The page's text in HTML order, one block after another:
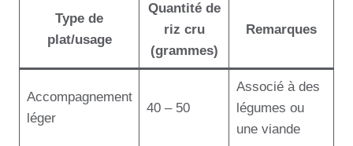
Type de
plat/usage
Quantité de
riz cru
(grammes)
Remarques
Accompagnement
léger
40 – 50
Associé à des
légumes ou
une viande